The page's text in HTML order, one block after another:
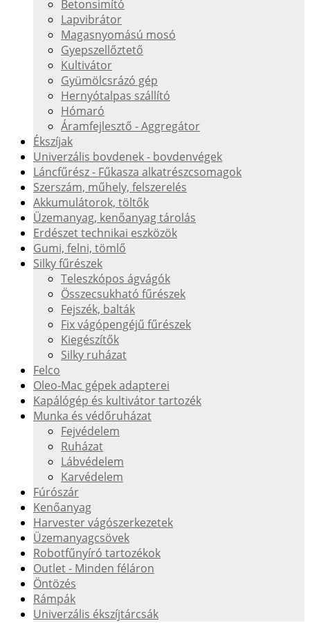
Betonsimító
Lapvibrátor
Magasnyomású mosó
Gyepszellőztető
Kultivátor
Gyümölcsrázó gép
Hernyótalpas szállító
Hómaró
Áramfejlesztő - Aggregátor
Ékszíjak
Univerzális bovdenek - bovdenvégek
Láncfűrész - Fűkasza alkatrészcsomagok
Szerszám, műhely, felszerelés
Akkumulátorok, töltők
Üzemanyag, kenőanyag tárolás
Erdészet technikai eszközök
Gumi, felni, tömlő
Silky fűrészek
Teleszkópos ágvágók
Összecsukható fűrészek
Fejszék, balták
Fix vágópengéjű fűrészek
Kiegészítők
Silky ruházat
Felco
Oleo-Mac gépek adapterei
Kapálógép és kultivátor tartozék
Munka és védőruházat
Fejvédelem
Ruházat
Lábvédelem
Karvédelem
Fúrószár
Kenőanyag
Harvester vágószerkezetek
Üzemanyagcsövek
Robotfűnyíró tartozékok
Outlet - Minden féláron
Öntözés
Rámpák
Univerzális ékszíjtárcsák